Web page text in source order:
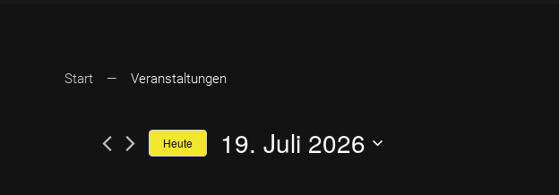
Start Veranstaltungen
Heute 19. Juli 2026